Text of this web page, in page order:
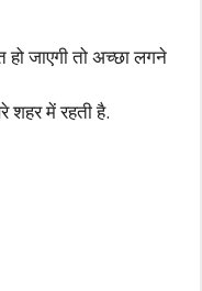
हो जाएगी तो अच्छा लगने
शहर में रहती है.